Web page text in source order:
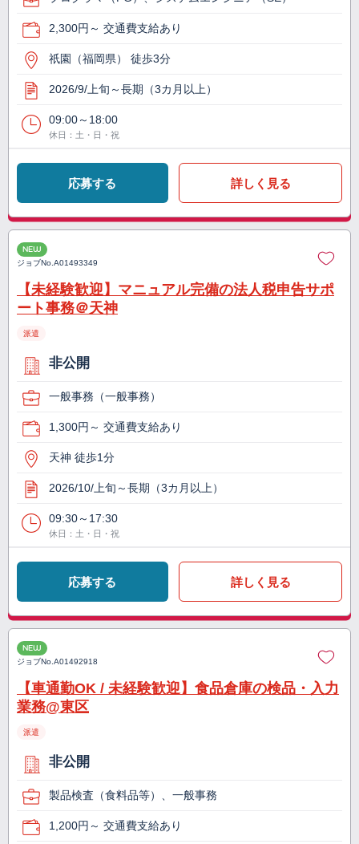
2,300円～ 交通費支給あり
祇園（福岡県） 徒歩3分
2026/9/上旬～長期（3カ月以上）
09:00～18:00
休日：土・日・祝
応募する 詳しく見る
NEW
ジョブNo.A01493349
【未経験歓迎】マニュアル完備の法人税申告サポ
ート事務＠天神
派遣
非公開
一般事務（一般事務）
1,300円～ 交通費支給あり
天神 徒歩1分
2026/10/上旬～長期（3カ月以上）
09:30～17:30
休日：土・日・祝
応募する 詳しく見る
NEW
ジョブNo.A01492918
【車通勤OK / 未経験歓迎】食品倉庫の検品・入力
業務@東区
派遣
非公開
製品検査（食料品等）、一般事務
1,200円～ 交通費支給あり